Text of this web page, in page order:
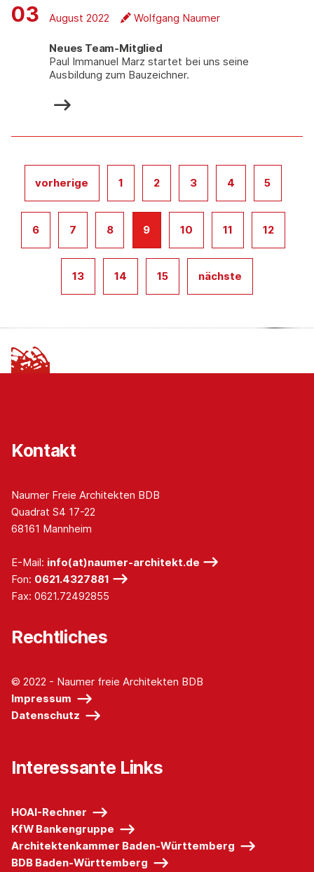
Neues Team-Mitglied
Paul Immanuel Marz startet bei uns seine
Ausbildung zum Bauzeichner.
03 August 2022 Wolfgang Naumer
vorherige 1 2 3 4 5
6 7 8 9 10 11 12
13 14 15 nächste
Kontakt
Naumer Freie Architekten BDB
Quadrat S4 17-22
68161 Mannheim
E-Mail: info(at)naumer-architekt.de
Fon: 0621.4327881
Fax: 0621.72492855
Rechtliches
© 2022 - Naumer freie Architekten BDB
Impressum
Datenschutz
Interessante Links
HOAI-Rechner
KfW Bankengruppe
Architektenkammer Baden-Württemberg
BDB Baden-Württemberg